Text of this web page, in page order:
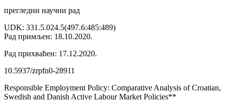
прегледни научни рад
UDK: 331.5.024.5(497.6:485:489)
Рад примљен: 18.10.2020.
Рад прихваћен: 17.12.2020.
10.5937/zrpfn0-28911
Responsible Employment Policy: Comparative Analysis of Croatian,
Swedish and Danish Active Labour Market Policies**